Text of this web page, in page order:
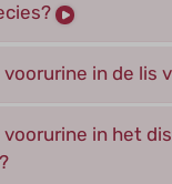
in de lis
in het